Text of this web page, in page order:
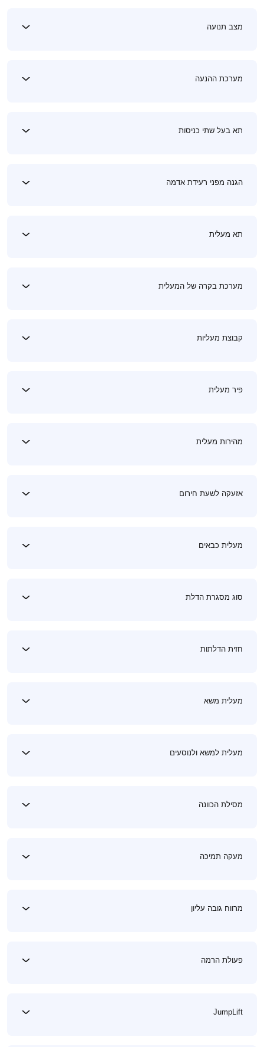
מצב תנועה
מערכת ההנעה
תא בעל שתי כניסות
הגנה מפני רעידת אדמה
תא מעלית
מערכת בקרה של המעלית
קבוצת מעליות
פיר מעלית
מהירות מעלית
אזעקה לשעת חירום
מעלית כבאים
סוג מסגרת הדלת
חזית הדלתות
מעלית משא
מעלית למשא ולנוסעים
מסילת הכוונה
מעקה תמיכה
מרווח גובה עליון
פעולת הרמה
JumpLift